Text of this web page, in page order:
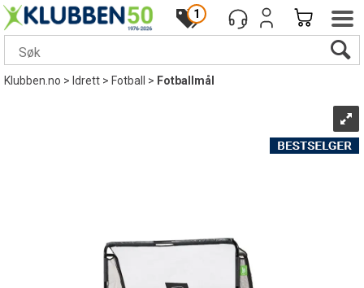
1
Klubben.no> Idrett>Fotball > Fotballmål